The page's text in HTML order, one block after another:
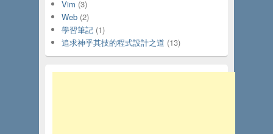
Vim (3)
Web(2)
學習筆記(1)
追求神乎其技的程式設計之道 (13)